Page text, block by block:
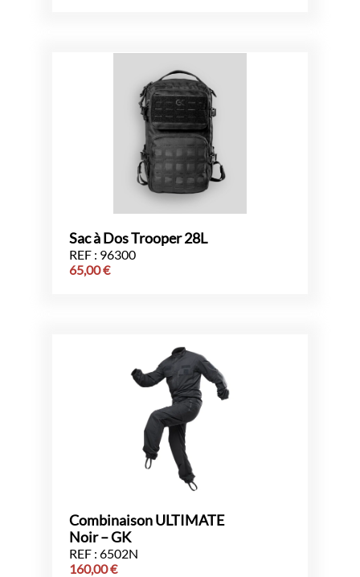
Sac à Dos Trooper 28L
REF : 96300
65,00€
Combinaison ULTIMATE
Noir – GK
REF : 6502N
160,00€